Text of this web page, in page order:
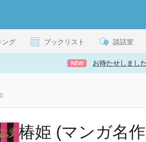
ング ブックリスト 談話室
NEW お待たせしまし
椿姫 (マンガ名